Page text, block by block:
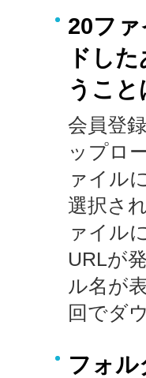
20フ
ドし
うこ
会員登
ップロ
ァイル
選択さ
ァイル
URLが
ル名が
回でダ
フォ